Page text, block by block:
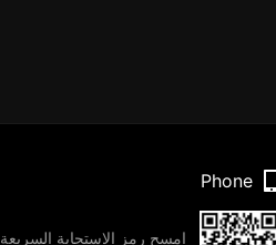
Phone
امسح رمز الاستجابة السريعة